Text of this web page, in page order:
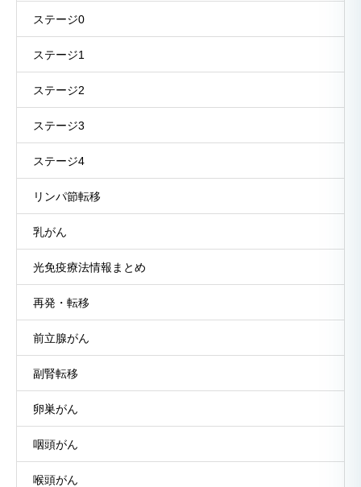
ステージ0
ステージ1
ステージ2
ステージ3
ステージ4
リンパ節転移
乳がん
光免疫療法情報まとめ
再発・転移
前立腺がん
副腎転移
卵巣がん
咽頭がん
喉頭がん